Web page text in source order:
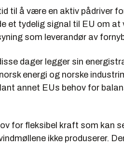
til å være en aktiv pådriver
et tydelig signal til EU om at
som leverandør av
dager legger sin
energi og norske
annet EUs behov for
for fleksibel kraft som kan
ikke produserer.